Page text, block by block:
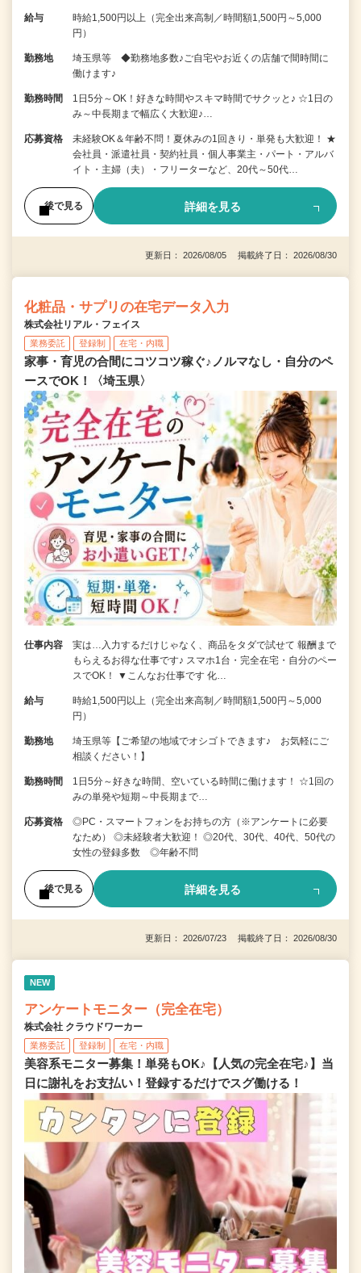
給与
時給1,500円以上（完全出来高制／時間額1,500円～5,000
円）
勤務地
埼玉県等 ◆勤務地多数♪ご自宅やお近くの店舗で間時間に
働けます♪
勤務時間
1日5分～OK！好きな時間やスキマ時間でサクッと♪ ☆1日の
み～中長期まで幅広く大歓迎♪…
応募資格
未経験OK＆年齢不問！夏休みの1回きり・単発も大歓迎！ ★
会社員・派遣社員・契約社員・個人事業主・パート・アルバ
イト・主婦（夫）・フリーターなど、20代～50代…
後で見る 詳細を見る
更新日： 2026/08/05 掲載終了日： 2026/08/30
化粧品・サプリの在宅データ入力
株式会社リアル・フェイス
業務委託 登録制 在宅・内職
家事・育児の合間にコツコツ稼ぐ♪ノルマなし・自分のペ
ースでOK！〈埼玉県〉
仕事内容
実は…入力するだけじゃなく、商品をタダで試せて 報酬まで
もらえるお得な仕事です♪ スマホ1台・完全在宅・自分のペー
スでOK！ ▼こんなお仕事です 化…
給与
時給1,500円以上（完全出来高制／時間額1,500円～5,000
円）
勤務地
埼玉県等【ご希望の地域でオシゴトできます♪ お気軽にご
相談ください！】
勤務時間
1日5分～好きな時間、空いている時間に働けます！ ☆1回の
みの単発や短期～中長期まで…
応募資格
◎PC・スマートフォンをお持ちの方（※アンケートに必要
なため） ◎未経験者大歓迎！ ◎20代、30代、40代、50代の
女性の登録多数 ◎年齢不問
後で見る 詳細を見る
更新日： 2026/07/23 掲載終了日： 2026/08/30
NEW
アンケートモニター（完全在宅）
株式会社 クラウドワーカー
業務委託 登録制 在宅・内職
美容系モニター募集！単発もOK♪【人気の完全在宅♪】当
日に謝礼をお支払い！登録するだけでスグ働ける！